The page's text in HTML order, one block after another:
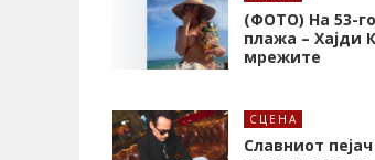
(ФОТО) На 53-
плажа – Хајди
мрежите
СЦЕНА
Славниот